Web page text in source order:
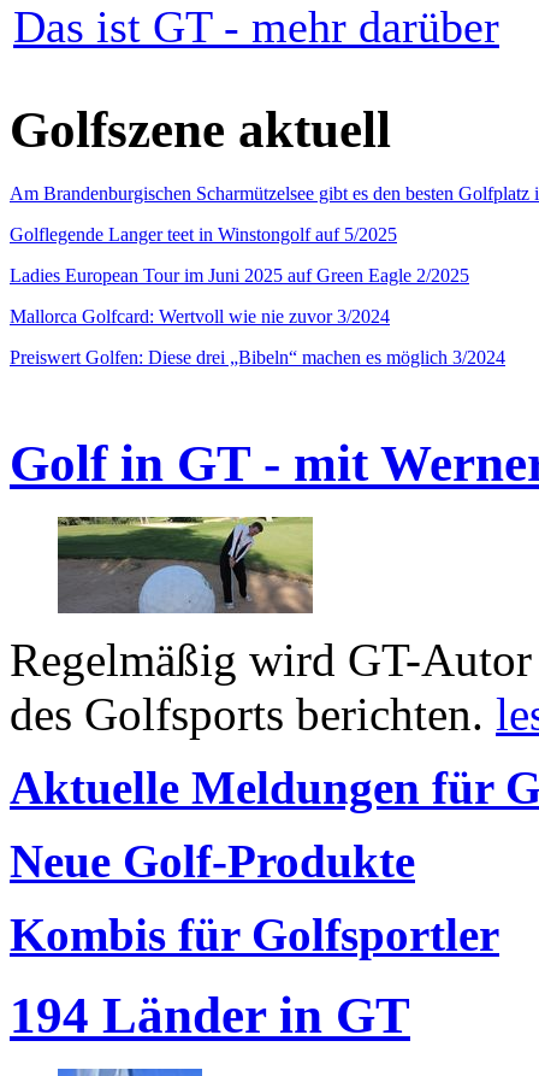
Das ist GT - mehr darüber
Golfszene aktuell
Am Brandenburgischen Scharmützelsee gibt es den besten
Golflegende Langer teet in Winstongolf auf 5/2025
Ladies European Tour im Juni 2025 auf Green Eagle 2/2025
Mallorca Golfcard: Wertvoll wie nie zuvor 3/2024
Preiswert Golfen: Diese drei „Bibeln“ machen es möglich 3/2024
Golf in GT - mit
Regelmäßig wird GT-
des Golfsports berichten.
Aktuelle Meldungen für
Neue Golf-Produkte
Kombis für Golfsportler
194 Länder in GT